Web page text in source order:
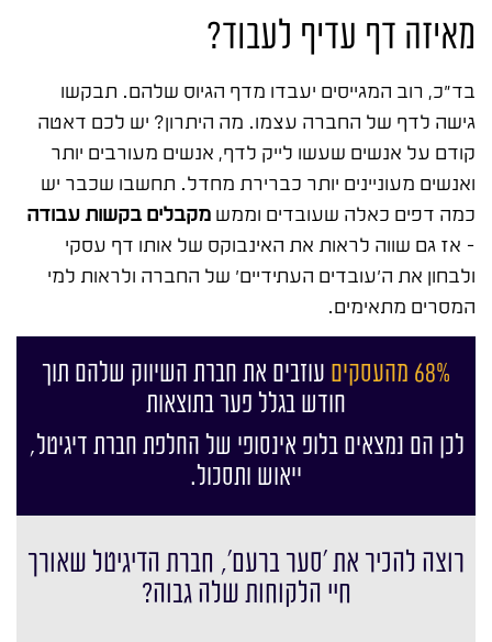
מאיזה דף עדיף לעבוד?
בד"כ, רוב המגייסים יעבדו מדף הגיוס שלהם. תבקשו
גישה לדף של החברה עצמו. מה היתרון? יש לכם דאטה
קודם על אנשים שעשו לייק לדף, אנשים מעורבים יותר
ואנשים מעוניינים יותר כברירת מחדל. תחשבו שכבר יש
כמה דפים כאלה שעובדים וממשמקבלים בקשות עבודה
– אז גם שווה לראות את האינבוקס של אותו דף עסקי
ולבחון את ה'עובדים העתידיים' של החברה ולראות למי
המסרים מתאימים.
68% מהעסקים
עוזבים את חברת השיווק שלהם תוך
חודש בגלל פער בתוצאות
לכן הם נמצאים בלופ אינסופי של החלפת חברת דיגיטל,
ייאוש ותסכול.
רוצה להכיר את ׳סער ברעם׳, חברת הדיגיטל שאורך
חיי הלקוחות שלה גבוה?